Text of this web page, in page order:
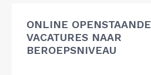
ONLINE OPENSTAANDE
VACATURES NAAR
BEROEPSNIVEAU